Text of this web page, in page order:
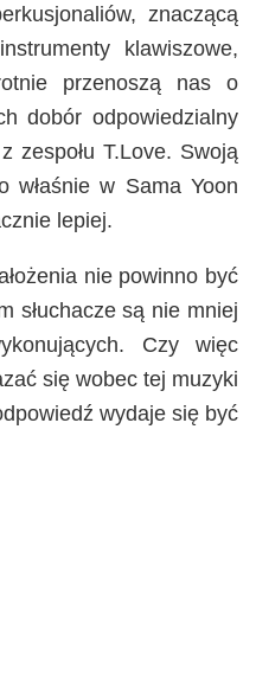
znaczącą
klawiszowe,
przenoszą nas o
dobór odpowiedzialny
zespołu T.Love. Swoją
w Sama Yoon
lepiej.
nie powinno być
słuchacze są nie mniej
Czy więc
się wobec tej muzyki
wydaje się być